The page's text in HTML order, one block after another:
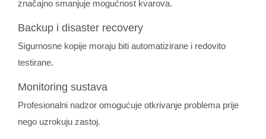
značajno smanjuje mogućnost kvarova.
Backup i disaster recovery
Sigurnosne kopije moraju biti automatizirane i redovito
testirane.
Monitoring sustava
Profesionalni nadzor omogućuje otkrivanje problema prije
nego uzrokuju zastoj.